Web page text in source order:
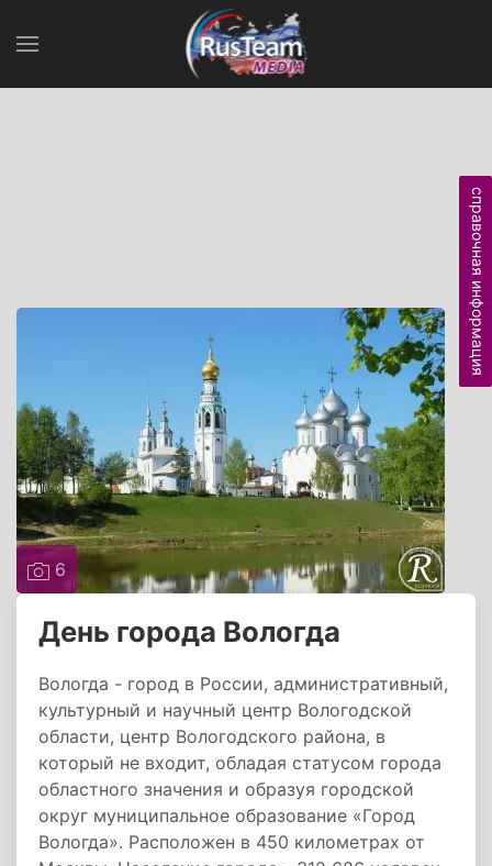
6
День города Вологда
Вологда - город в России, административный,
культурный и научный центр Вологодской
области, центр Вологодского района, в
который не входит, обладая статусом города
областного значения и образуя городской
округ муниципальное образование «Город
Вологда». Расположен в 450 километрах от
справочная информация